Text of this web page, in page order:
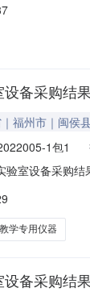
中旅城二期办
备采购结
福州市｜闽侯
1包1
验室设备采购
128-1号中旅城
教学专用仪器
备采购结